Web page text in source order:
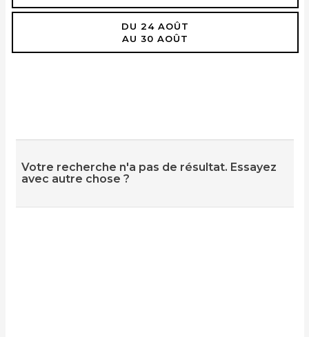
DU 24 AOÛT
AU 30 AOÛT
Votre recherche n'a pas de résultat. Essayez
avec autre chose ?